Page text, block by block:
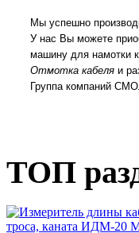
Мы успешно
У нас Вы можете
машину для намотки
Отмотка кабеля и
Группа компаний
ТОП